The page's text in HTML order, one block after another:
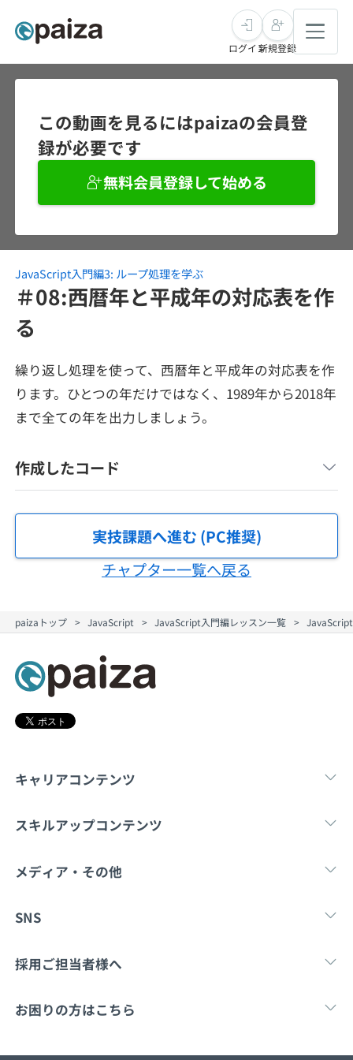
求人検索
インタビュー
転職成功ガイド
転職エージェント
未経験転職
インタビュー
転職成功ガイド
本選考
インターン
新卒エージェント
インタビュー
就活成功ガイド
学習
講座一覧
問題集
4択課題
ナレッジ
リファレンス
個人向けプラン
法人向けプラン
学校向けプラン
契約内容・クーポン
スキルチェック
プログラミング言語
SQL
評価結果一覧
再チャレンジ結果一覧
ゲーム・マンガ
メディア
Tech Team Journal
ログイン新規登録
この動画を見るにはpaizaの会員登
録が必要です
無料会員登録して始める
JavaScript入門編3: ループ処理を学ぶ
＃08:西暦年と平成年の対応表を作
る
繰り返し処理を使って、西暦年と平成年の対応表を作
ります。ひとつの年だけではなく、1989年から2018年
まで全ての年を出力しましょう。
作成したコード
実技課題へ進む (PC推奨)
チャプター一覧へ戻る
paizaトップ JavaScript JavaScript入門編レッスン一覧
キャリアコンテンツ
転職・キャリア 新卒就
スキルアップコンテンツ
学習 マンガ・ゲーム
メディア・その他
Tech Team Journal note
SNS
X
採用ご担当者様へ
採用・教育をお考えの企業様へ 中途求人掲載はこ
お困りの方はこちら
paizaとは？ お問い合わ